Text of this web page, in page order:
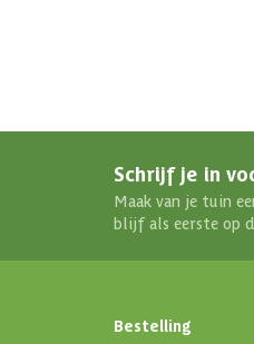
Schrijf je in
Maak van je tuin
blijf als eerste op
Bestelling